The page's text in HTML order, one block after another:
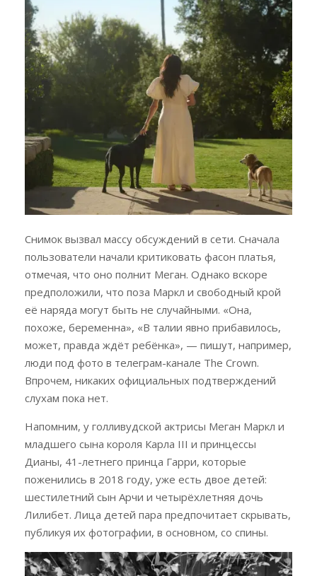
Снимок вызвал массу обсуждений в сети. Сначала
пользователи начали критиковать фасон платья,
отмечая, что оно полнит Меган. Однако вскоре
предположили, что поза Маркл и свободный крой
её наряда могут быть не случайными. «Она,
похоже, беременна», «В талии явно прибавилось,
может, правда ждёт ребёнка», — пишут, например,
люди под фото в телеграм-канале The Crown.
Впрочем, никаких официальных подтверждений
слухам пока нет.
Напомним, у голливудской актрисы Меган Маркл и
младшего сына короля Карла III и принцессы
Дианы, 41-летнего принца Гарри, которые
поженились в 2018 году, уже есть двое детей:
шестилетний сын Арчи и четырёхлетняя дочь
Лилибет. Лица детей пара предпочитает скрывать,
публикуя их фотографии, в основном, со спины.